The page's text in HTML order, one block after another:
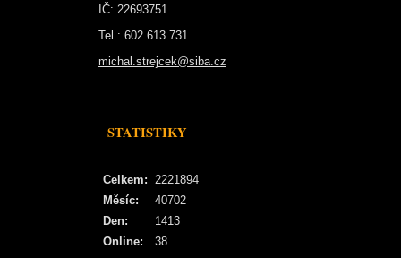
IČ: 22693751
Tel.: 602 613 731
michal.strejcek@siba.cz
STATISTIKY
Online: 38
Celkem: 2221894
Měsíc:
40702
Den:
1413